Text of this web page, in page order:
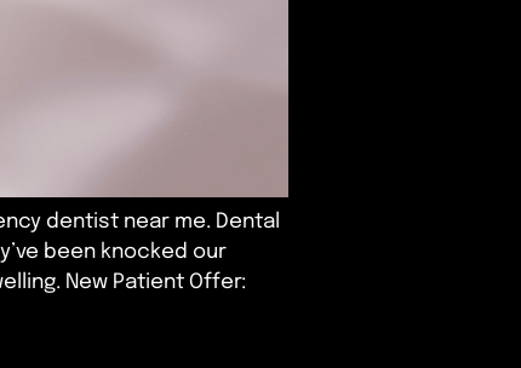
dentist near me. Dental
been knocked our
New Patient Offer: